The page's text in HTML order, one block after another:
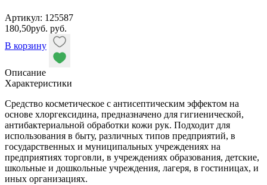
Артикул: 125587
180,50руб. руб.
В корзину
Описание
Характеристики
Средство косметическое с антисептическим эффектом на
основе хлоргексидина, предназначено для гигиенической,
антибактериальной обработки кожи рук. Подходит для
использования в быту, различных типов предприятий, в
государственных и муниципальных учреждениях на
предприятиях торговли, в учреждениях образования, детские,
школьные и дошкольные учреждения, лагеря, в гостиницах, и
иных организациях.